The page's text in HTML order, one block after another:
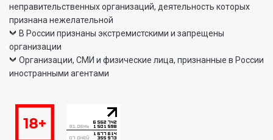
неправительственных организаций, деятельность которых
признана нежелательной
В России признаны экстремистскими и запрещены
организации
Организации, СМИ и физические лица, признанные в России
иностранными агентами